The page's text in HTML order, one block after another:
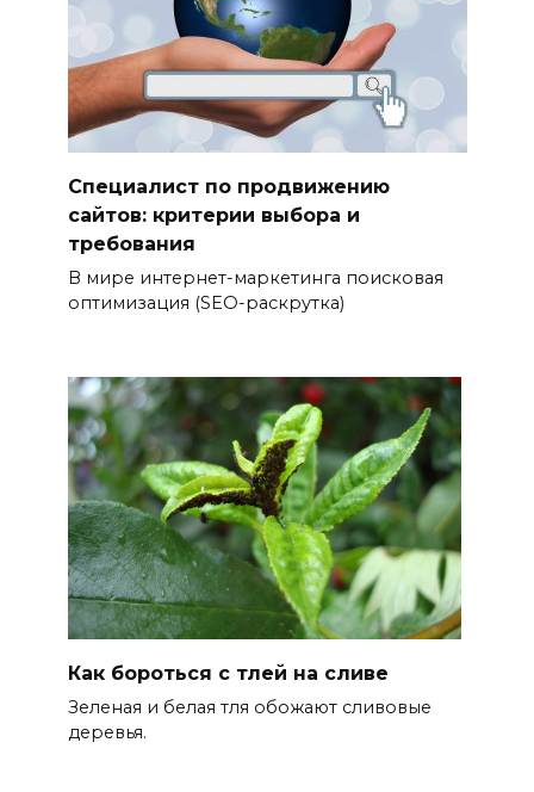
Специалист по продвижению
сайтов: критерии выбора и
требования
В мире интернет-маркетинга поисковая
оптимизация (SEO-раскрутка)
Как бороться с тлей на сливе
Зеленая и белая тля обожают сливовые
деревья.